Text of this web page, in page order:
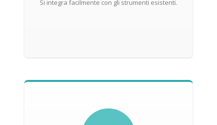
Si integra facilmente con gli strumenti esistenti.